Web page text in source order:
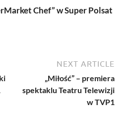
Chef” w Super Polsat
NEXT ARTICLE
„Miłość” – premiera
spektaklu Teatru Telewizji
w TVP1